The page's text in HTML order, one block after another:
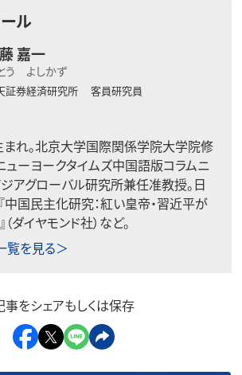
ル
嘉一
う よしかず
証券経済研究所 客員研究員
れ。北京大学国際関係学院大学院修
ューヨークタイムズ中国語版コラムニ
ジアグローバル研究所兼任准教授。日
中国民主化研究：紅い皇帝・習近平が
ダイヤモンド社）など。
覧を見る＞
事をシェアもしくは保存